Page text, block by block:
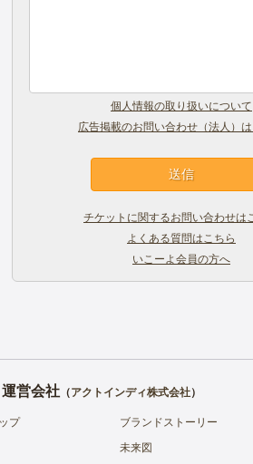
個人情報の取り扱いについて
広告掲載のお問い合わせ（法人）
チケットに関するお問い合わせは
よくある質問はこちら
いこーよ会員の方へ
営会社（アクトインディ株式会社）
プ
ブランドストーリー
未来図